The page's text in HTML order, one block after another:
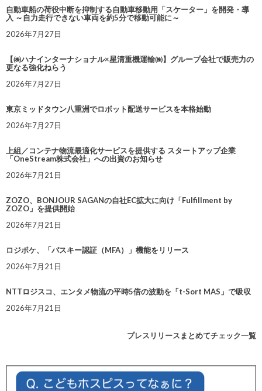
自動車船の荷役中断を抑制する自動車移動用「スケーター」を開発・導
入 ～自力走行できない車両を約5分で移動可能に～
2026年7月27日
【㈱ハナインターナショナル×星清重機運輸㈱】グループ会社で販売力の
更なる強化ねらう
2026年7月27日
東京ミッドタウン八重洲でロボット配送サービスを本格始動
2026年7月27日
上組／コンテナ物流最適化サービスを提供する スタートアップ企業
「OneStream株式会社」への出資のお知らせ
2026年7月21日
ZOZO、BONJOUR SAGANの自社EC拡大に向け「Fulfillment by
ZOZO」を提供開始
2026年7月21日
ロジポケ、「パスキー認証（MFA）」機能をリリース
2026年7月21日
NTTロジスコ、エンタメ物流の平時5倍の波動を「t-Sort MAS」で吸収
2026年7月21日
プレスリリースまとめてチェック一覧